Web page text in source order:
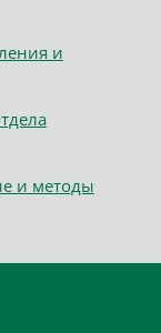
и
и методы